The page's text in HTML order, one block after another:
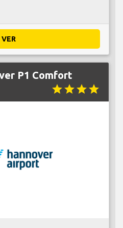
VER
P1 Comfort
starstarstarstar